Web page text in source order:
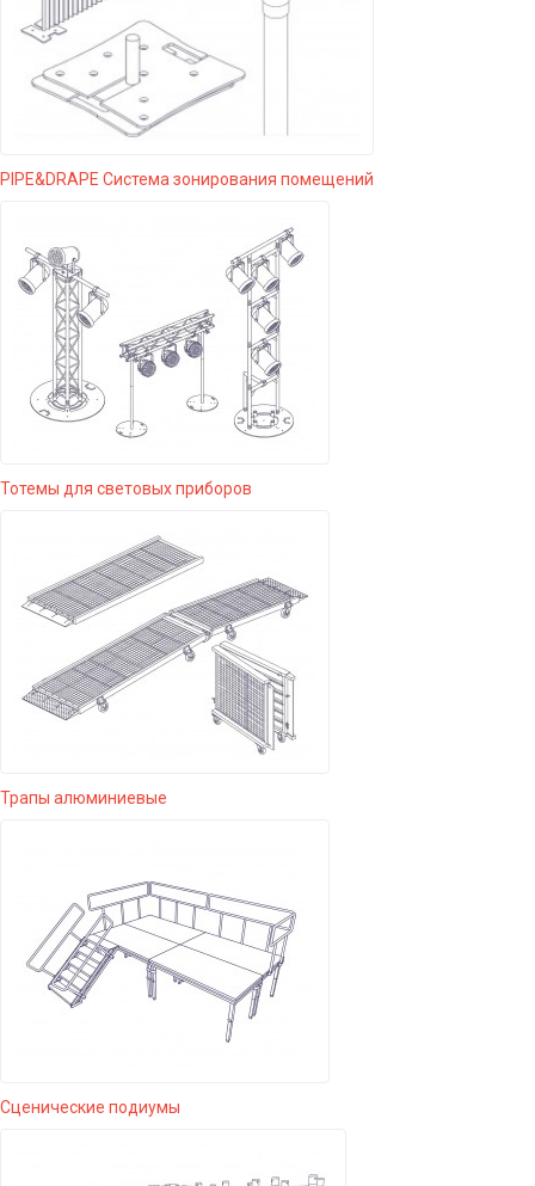
PIPE&DRAPE Система зонирования помещений
Тотемы для световых приборов
Трапы алюминиевые
Сценические подиумы